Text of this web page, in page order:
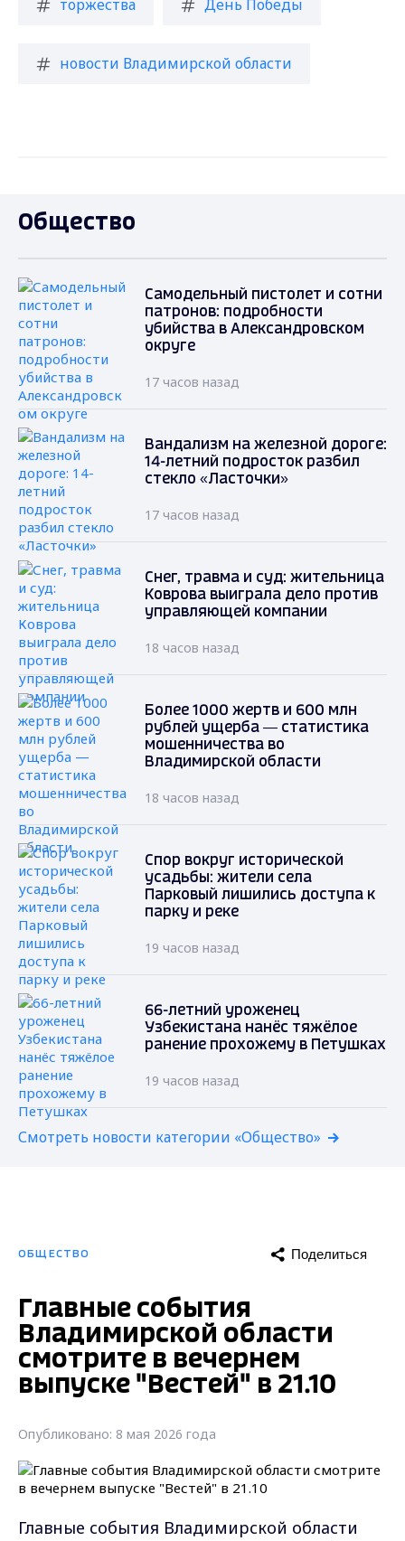
торжества День Победы
новости Владимирской области
Общество
Самодельный пистолет и сотни
патронов: подробности
убийства в Александровском
округе
17 часов назад
Вандализм на железной дороге:
14-летний подросток разбил
стекло «Ласточки»
17 часов назад
Снег, травма и суд: жительница
Коврова выиграла дело против
управляющей компании
18 часов назад
Более 1000 жертв и 600 млн
рублей ущерба — статистика
мошенничества во
Владимирской области
18 часов назад
Спор вокруг исторической
усадьбы: жители села
Парковый лишились доступа к
парку и реке
19 часов назад
66-летний уроженец
Узбекистана нанёс тяжёлое
ранение прохожему в Петушках
19 часов назад
Смотреть новости категории «Общество»
ОБЩЕСТВО Поделиться
Главные события
Владимирской области
смотрите в вечернем
выпуске "Вестей" в 21.10
Опубликовано: 8 мая 2026 года
Главные события Владимирской области